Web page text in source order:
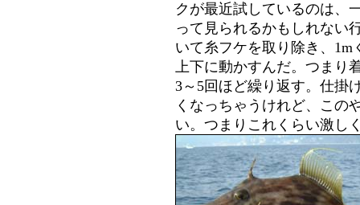
クが最近試しているのは、
って見られるかもしれない
いて糸フケを取り除き、
上下に動かすんだ。つまり
3～5回ほど繰り返す。仕掛
くなっちゃうけれど、この
い。つまりこれくらい激し